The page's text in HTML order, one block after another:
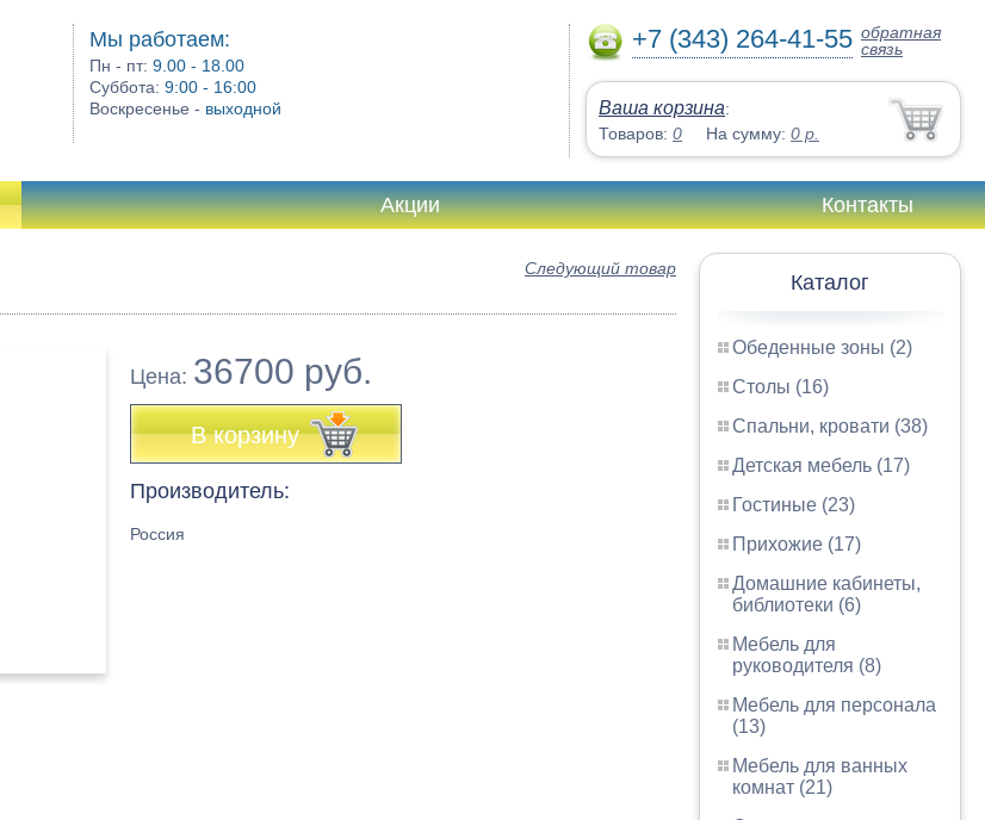
Мы работаем:
Пн - пт:9.00 - 18.00
Суббота:9:00 - 16:00
Воскресенье - выходной
+7 (343) 264-41-55 обратная
связь
Ваша корзина:
Товаров: 0 На сумму: 0 р.
Акции Контакты
Каталог
Обеденные зоны (2)
Столы (16)
Спальни, кровати (38)
Детская мебель (17)
Гостиные (23)
Прихожие (17)
Домашние кабинеты,
библиотеки (6)
Мебель для
руководителя (8)
Мебель для персонала
(13)
Мебель для ванных
комнат (21)
Следующий товар
Цена: 36700 руб.
В корзину
Производитель:
Россия